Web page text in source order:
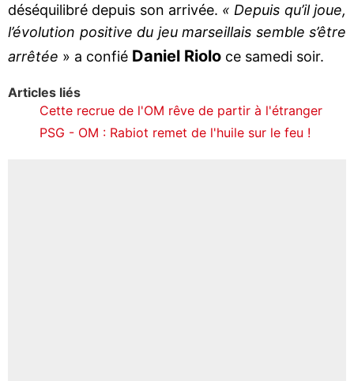
déséquilibré depuis son arrivée. « Depuis qu’il joue,
l’évolution positive du jeu marseillais semble s’être
arrêtée » a confié Daniel Riolo ce samedi soir.
Articles liés
Cette recrue de l'OM rêve de partir à l'étranger
PSG - OM : Rabiot remet de l'huile sur le feu !